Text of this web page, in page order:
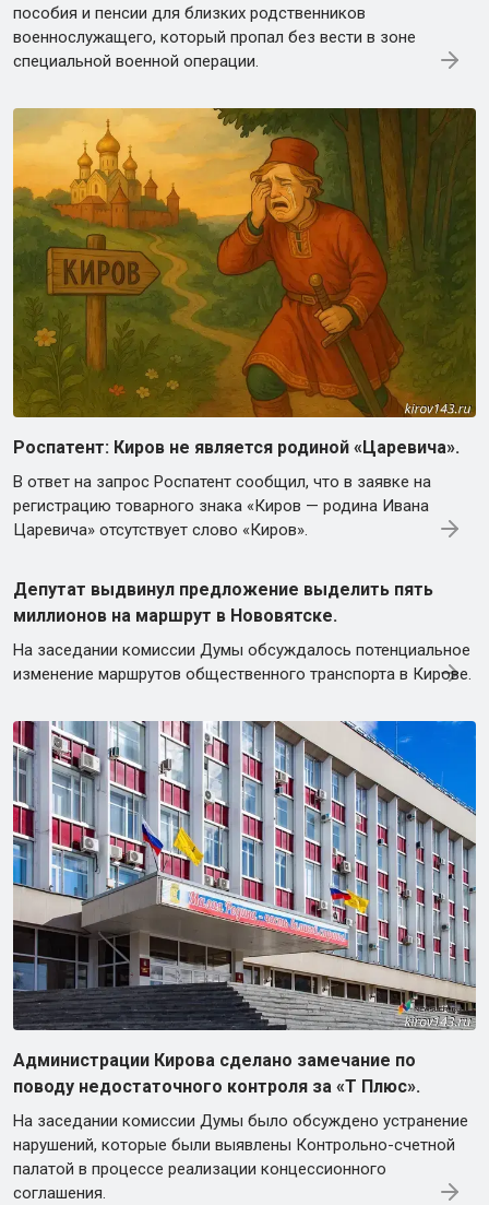
пособия и пенсии для близких родственников
военнослужащего, который пропал без вести в зоне
специальной военной операции.
Роспатент: Киров не является родиной «Царевича».
В ответ на запрос Роспатент сообщил, что в заявке на
регистрацию товарного знака «Киров — родина Ивана
Царевича» отсутствует слово «Киров».
Депутат выдвинул предложение выделить пять
миллионов на маршрут в Нововятске.
На заседании комиссии Думы обсуждалось потенциальное
изменение маршрутов общественного транспорта в Кирове.
Администрации Кирова сделано замечание по
поводу недостаточного контроля за «Т Плюс».
На заседании комиссии Думы было обсуждено устранение
нарушений, которые были выявлены Контрольно-счетной
палатой в процессе реализации концессионного
соглашения.